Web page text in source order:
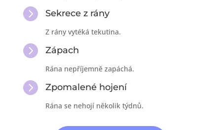
 Sekrece z rány
Z rány vytéká tekutina.
 Zápach
Rána nepříjemně zapáchá.
 Zpomalené hojení
Rána se nehojí několik týdnů.